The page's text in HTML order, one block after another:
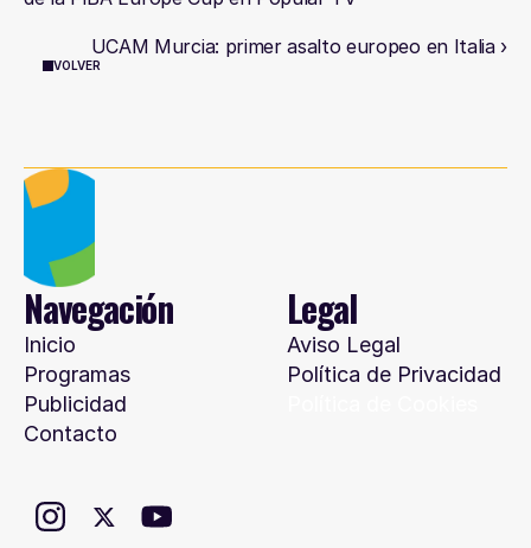
UCAM Murcia: primer asalto europeo en Italia ›
VOLVER
Navegación
Inicio
Programas
Publicidad
Contacto
Legal
Aviso Legal
Política de Privacidad